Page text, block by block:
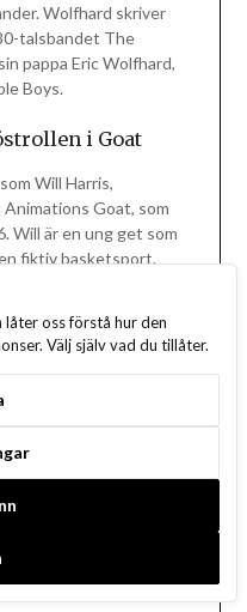
Wolfhard skriver
talsbandet The
pappa Eric Wolfhard,
Boys.
i Goat
Will Harris,
Goat, som
Will är en ung get som
fiktiv basketsport.
Union, NBA-stjärnan
Hudson, samt
David Harbour.
Cold Storage
Campbell och
13 februari
med turnéer
oss förstå hur den
Välj själv vad du tillåter.